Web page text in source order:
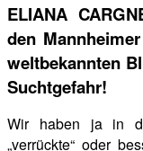
ELIANA
den
weltbekannten
Suchtgefahr!
Wir haben ja in
„verrückte“ oder